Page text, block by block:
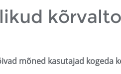
mõned kasutajad kogeda